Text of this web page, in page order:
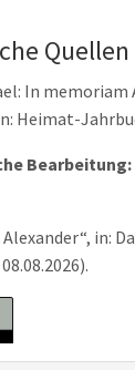
Quellen
In memoriam
Heimat-
Bearbeitung:
in: